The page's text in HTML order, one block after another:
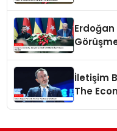
Erdoğan
İletişim
The